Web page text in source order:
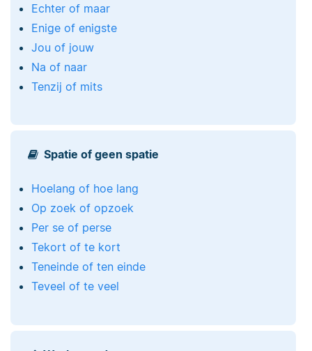
Echter of maar
Enige of enigste
Jou of jouw
Na of naar
Tenzij of mits
Spatie of geen spatie
Hoelang of hoe lang
Op zoek of opzoek
Per se of perse
Tekort of te kort
Teneinde of ten einde
Teveel of te veel